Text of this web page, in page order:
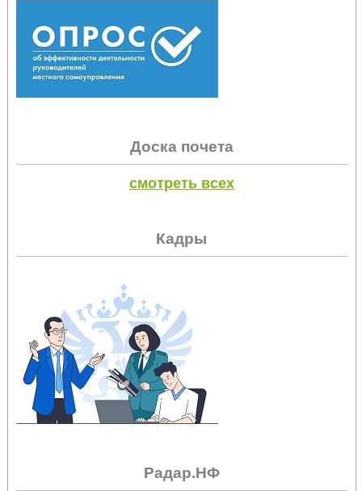
Доска почета
смотреть всех
Кадры
Радар.НФ